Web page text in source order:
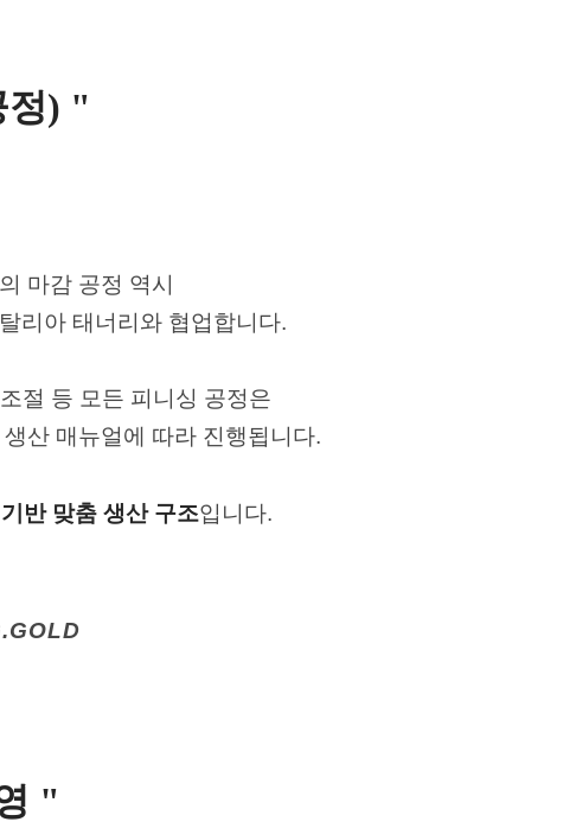
정) "
마감 공정 역시
리아 태너리와 협업합니다.
절 등 모든 피니싱 공정은
생산 매뉴얼에 따라 진행됩니다.
반 맞춤 생산 구조입니다.
"